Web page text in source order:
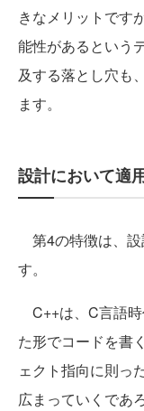
きなメリットです
能性があるという
及する落とし穴も
ます。
設計において適
第4の特徴は、
す。
C++は、C言語
た形でコードを書
ェクト指向に則っ
広まっていくであ